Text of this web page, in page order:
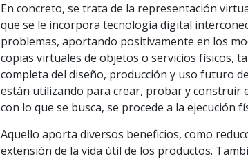
En concreto, se trata de la representación
que se le incorpora tecnología digital
problemas, aportando positivamente en los
copias virtuales de objetos o servicios físicos,
completa del diseño, producción y uso futuro
están utilizando para crear, probar y construir
con lo que se busca, se procede a la ejecución
Aquello aporta diversos beneficios, como
extensión de la vida útil de los productos.